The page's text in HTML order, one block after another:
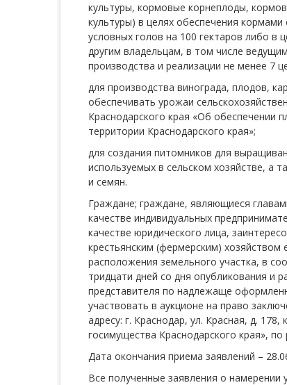
культуры, кормовые корнеплоды,
культуры) в целях обеспечения
условных голов на 100 гектаров либо
другим владельцам, в том числе
производства и реализации не менее 7
для производства винограда, плодов,
обеспечивать урожаи
Краснодарского края «Об обеспечении
территории Краснодарского края»;
для создания питомников для
используемых в сельском хозяйстве, а
и семян.
Граждане; граждане, являющиеся
качестве индивидуальных
качестве юридического лица,
крестьянским (фермерским) хозяйством
расположения земельного участка, в
тридцати дней со дня опубликования и
представителя по надлежаще
участвовать в аукционе на право
адресу: г. Краснодар, ул. Красная, д.
госимущества Краснодарского края»,
Дата окончания приема заявлений –
Все полученные заявления о намерении